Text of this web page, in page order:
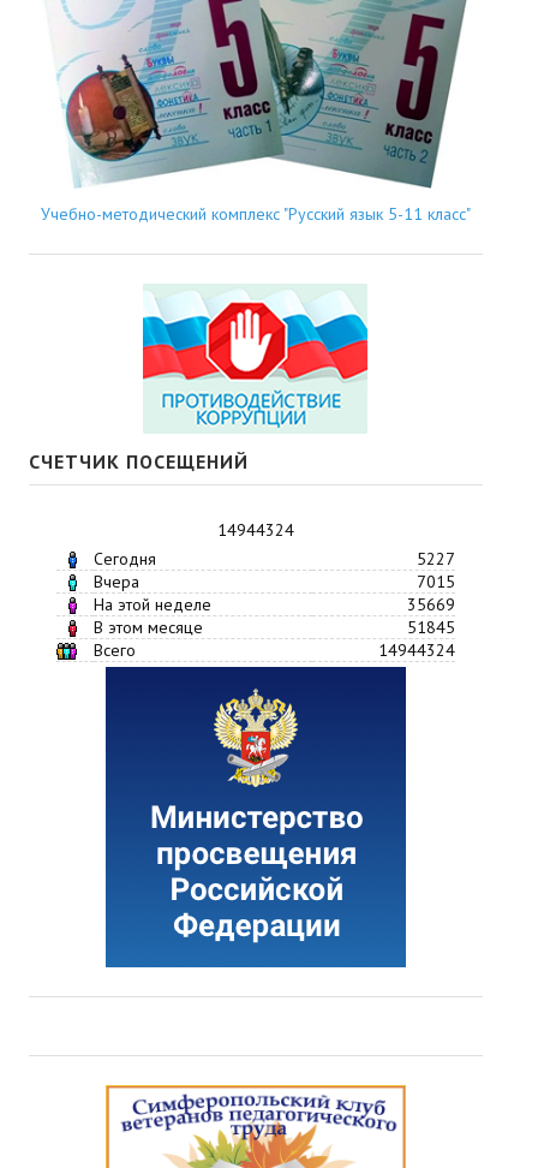
Учебно-методический комплекс "Русский язык 5-11 класс"
СЧЕТЧИК ПОСЕЩЕНИЙ
14944324
Сегодня
5227
Вчера
7015
На этой неделе
35669
В этом месяце
51845
Всего
14944324